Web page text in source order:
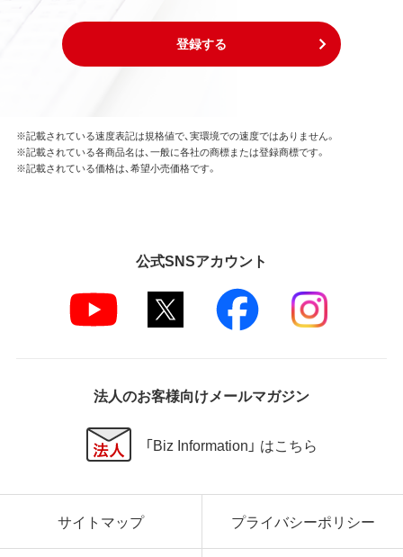
登録する
※記載されている速度表記は規格値で、実環境での速度ではありません。
※記載されている各商品名は、一般に各社の商標または登録商標です。
※記載されている価格は、希望小売価格です。
公式SNSアカウント
法人のお客様向けメールマガジン
「Biz Information」 はこちら
サイトマップ プライバシーポリシー